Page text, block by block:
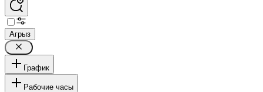
Агрыз
График
Рабочие часы